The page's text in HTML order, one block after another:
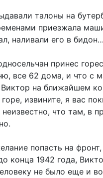
талоны на
приезжала
наливали его в бидон…
принес
все 62 дома, и что с
Виктор на ближайшем
горе, извините, я вас
неизвестно, что там, в
попасть на
конца 1942 года,
не было еще и